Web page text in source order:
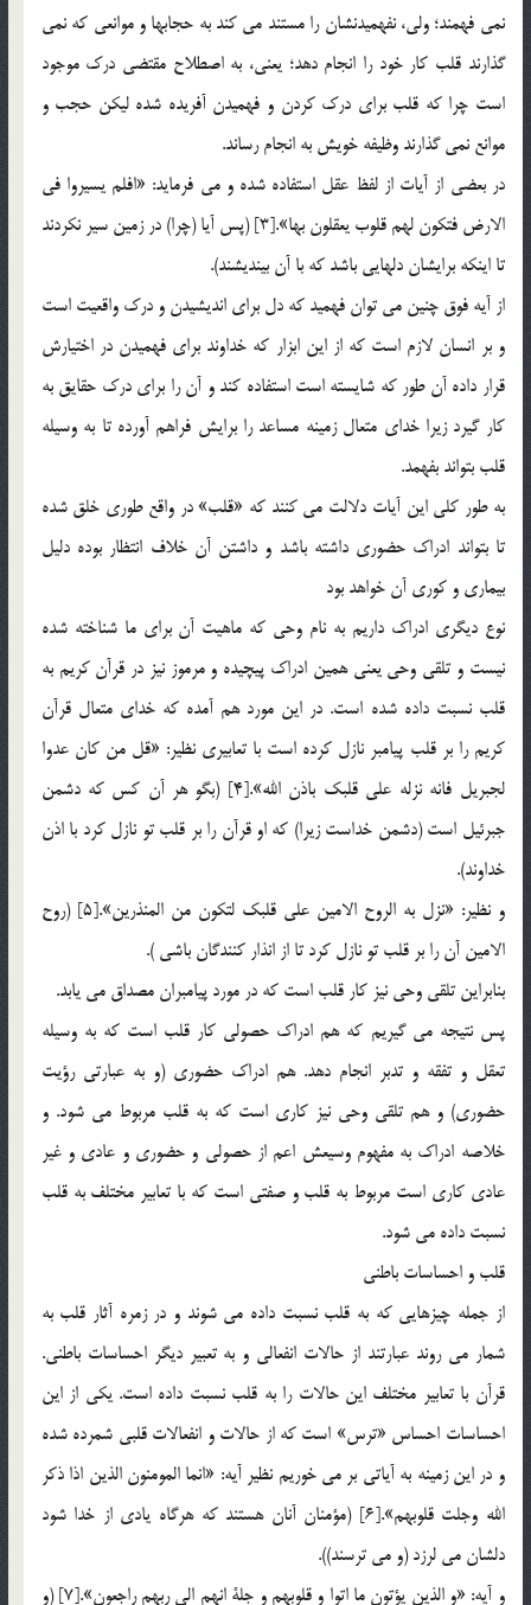
نمي فهمند؛ ولي، نفهميدنشان را مستند مي كند به حجابها و موانعي كه نمي
گذارند قلب كار خود را انجام دهد؛ يعني، به اصطلاح مقتضي درك موجود
است چرا كه قلب براي درك كردن و فهميدن آفريده شده ليكن حجب و
موانع نمي گذارند وظيفه خويش به انجام رساند.
در بعضي از آيات از لفظ عقل استفاده شده و مي فرمايد: «افلم يسيروا في
الارض فتكون لهم قلوب يعقلون بها».[3] (پس آيا (چرا) در زمين سير نكردند
تا اينكه برايشان دلهايي باشد كه با آن بينديشند).
از آيه فوق چنين مي توان فهميد كه دل براي انديشيدن و درك واقعيت است
و بر انسان لازم است كه از اين ابزار كه خداوند براي فهميدن در اختيارش
قرار داده آن طور كه شايسته است استفاده كند و آن را براي درك حقايق به
كار گيرد زيرا خداي متعال زمينه مساعد را برايش فراهم آورده تا به وسيله
قلب بتواند بفهمد.
به طور كلي اين آيات دلالت مي كنند كه «قلب» در واقع طوري خلق شده
تا بتواند ادراك حضوري داشته باشد و داشتن آن خلاف انتظار بوده دليل
بيماري و كوري آن خواهد بود
نوع ديگري ادراك داريم به نام وحي كه ماهيت آن براي ما شناخته شده
نيست و تلقي وحي يعني همين ادراك پيچيده و مرموز نيز در قرآن كريم به
قلب نسبت داده شده است. در اين مورد هم آمده كه خداي متعال قرآن
كريم را بر قلب پيامبر نازل كرده است با تعابيري نظير: «قل من كان عدوا
لجبريل فانه نزله علي قلبك باذن الله».[4] (بگو هر آن كس كه دشمن
جبرئيل است (دشمن خداست زيرا) كه او قرآن را بر قلب تو نازل كرد با اذن
خداوند).
و نظير: «نزل به الروح الامين علي قلبك لتكون من المنذرين».[5] (روح
الامين آن را بر قلب تو نازل كرد تا از انذار كنندگان باشي ).
بنابراين تلقي وحي نيز كار قلب است كه در مورد پيامبران مصداق مي يابد.
پس نتيجه مي گيريم كه هم ادراك حصولي كار قلب است كه به وسيله
تعقل و تفقه و تدبر انجام دهد. هم ادراك حضوري (و به عبارتي رؤيت
حضوري) و هم تلقي وحي نيز كاري است كه به قلب مربوط مي شود. و
خلاصه ادراك به مفهوم وسيعش اعم از حصولي و حضوري و عادي و غير
عادي كاري است مربوط به قلب و صفتي است كه با تعابير مختلف به قلب
نسبت داده مي شود.
قلب و احساسات باطني
از جمله چيزهايي كه به قلب نسبت داده مي شوند و در زمره آثار قلب به
شمار مي روند عبارتند از حالات انفعالي و به تعبير ديگر احساسات باطني.
قرآن با تعابير مختلف اين حالات را به قلب نسبت داده است. يكي از اين
احساسات احساس «ترس» است كه از حالات و انفعالات قلبي شمرده شده
و در اين زمينه به آياتي بر مي خوريم نظير آيه: «انما المومنون الذين اذا ذكر
الله وجلت قلوبهم».[6] (مؤمنان آنان هستند كه هرگاه يادي از خدا شود
دلشان مي لرزد (و مي ترسند)).
و آيه: «و الذين يؤتون ما اتوا و قلوبهم و جلة انهم الي ربهم راجعون».[7] (و